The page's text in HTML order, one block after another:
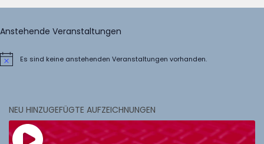
Anstehende Veranstaltungen
HinweisEs sind keine anstehenden Veranstaltungen vorhanden.
NEU HINZUGEFÜGTE AUFZEICHNUNGEN